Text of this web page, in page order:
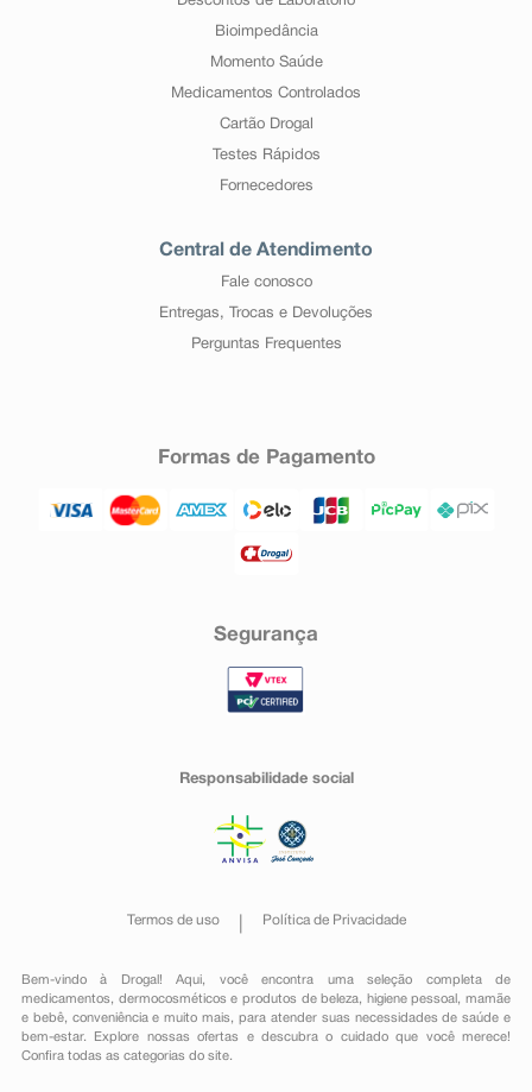
Bioimpedância
Momento Saúde
Medicamentos Controlados
Cartão Drogal
Testes Rápidos
Fornecedores
Central de Atendimento
Fale conosco
Entregas, Trocas e Devoluções
Perguntas Frequentes
Formas de Pagamento
Segurança
Responsabilidade social
Termos de uso Política de Privacidade
Bem-vindo à Drogal! Aqui, você encontra uma seleção completa de
medicamentos , dermocosméticos e produtos de beleza, higiene pessoal ,mamãe
e bebê, conveniênciae muito mais, para atender suas necessidades de saúde e
bem-estar. Explore nossas ofertas e descubra o cuidado que você merece!
Confira todas as categorias do site.